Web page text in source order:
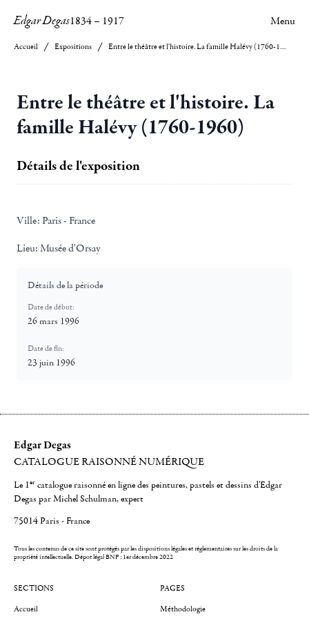
Edgar Degas1834– 1917 Menu
Accueil Expositions Entre le théâtre et l'histoire. La famille Halévy (1760-1960)
Entre le théâtre et l'histoire. La
famille Halévy (1760-1960)
Détails de l'exposition
Ville: Paris - France
Lieu: Musée d'Orsay
Détails de la période
Date de début:
26 mars 1996
Date de fin:
23 juin 1996
Edgar Degas
CATALOGUE RAISONNÉ NUMÉRIQUE
Le 1er catalogue raisonné en ligne des peintures, pastels et dessins d'Edgar
Degas par Michel Schulman, expert
75014 Paris - France
Tous les contenus de ce site sont protégés par les dispositions légales et réglementaires sur les droits de la
propriété intellectuelle.Dépot légal BNF : 1er décembre 2022
SECTIONS
Accueil
PAGES
Méthodologie